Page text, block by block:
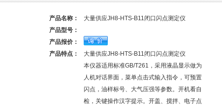
产品名称：
大量供应JH8-HTS-B11闭口闪点测定仪
产品型号：
产品报价：
产品特点：
大量供应JH8-HTS-B11闭口闪点测定仪
本仪器适用标准GB/T261，采用液晶显示做为
人机对话界面，菜单点击式输入指令，可预置
闪点，油样标号、大气压强等参数。开机看自
检，关键操作汉字提示。开盖、搅拌、电子点